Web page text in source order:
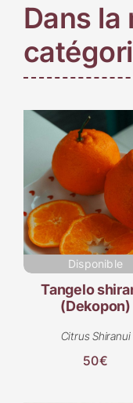
Dans la
Disponible
Tangelo
(Dekopon)
Citrus Shiranui
50€